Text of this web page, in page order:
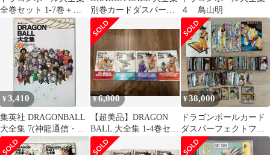
全巻セット 1-7巻＋補
巻 初版
別巻カードダスパーフ
ェクトファイル PART1
４ 鳥山明
¥3,410
集英社 DRAGONBALL
大全集 7(神龍通信・帯
欠) (両欠)
¥6,000
【超美品】DRAGON
BALL 大全集 1-4巻セッ
ト
¥38,000
ドラゴンボールカード
ダスパーフェクトファ
イル大全集別巻カード
まとめ売り